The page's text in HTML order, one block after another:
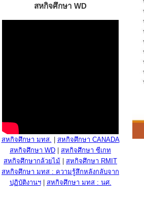
สหกิจศึกษา WD
สหกิจศึกษา มทส.
สหกิจศึกษา CANADA
สหกิจศึกษา WD
สหกิจศึกษา ซีเกท
สหกิจศึกษากล้วยไม้
สหกิจศึกษา RMIT
สหกิจศึกษา มทส : ความรู้สึกหลังกลับจาก
ปฏิบัติงานฯ| สหกิจศึกษา มทส : นศ.